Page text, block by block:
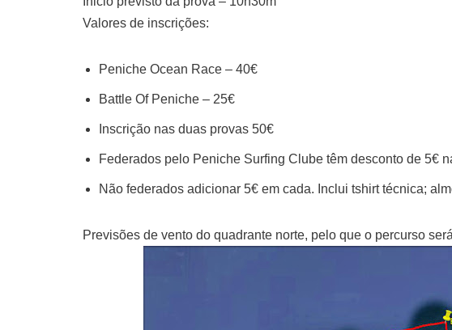
Valores de inscrições:
Peniche Ocean Race – 40€
Battle Of Peniche – 25€
Inscrição nas duas provas 50€
Federados pelo Peniche Surfing Clube têm desconto de 5€
Não federados adicionar 5€ em cada. Inclui tshirt técnica;
Previsões de vento do quadrante norte, pelo que o percurso